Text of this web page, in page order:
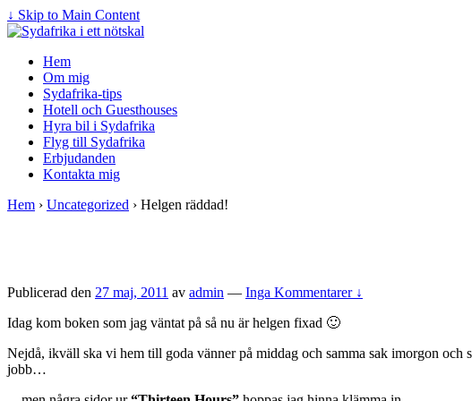
↓ Skip to Main Content
Hem
Om mig
Sydafrika-tips
Hotell och Guesthouses
Hyra bil i Sydafrika
Flyg till Sydafrika
Erbjudanden
Kontakta mig
Hem › Uncategorized › Helgen räddad!
Publicerad den 27 maj, 2011 av admin — Inga Kommentarer ↓
Idag kom boken som jag väntat på så nu är helgen fixad 🙂
Nejdå, ikväll ska vi hem till goda vänner på middag och samma sak imorgon och
jobb…